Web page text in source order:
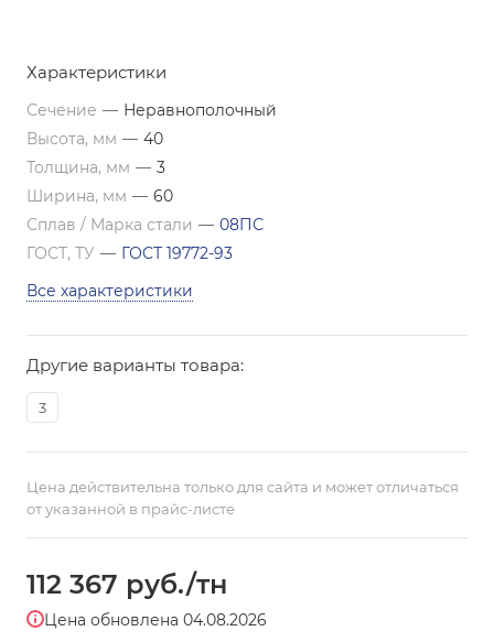
Характеристики
Сечение — Неравнополочный
Высота, мм — 40
Толщина, мм — 3
Ширина, мм — 60
Сплав / Марка стали — 08ПС
ГОСТ, ТУ — ГОСТ 19772-93
Все характеристики
Другие варианты товара:
3
Цена действительна только для сайта и может отличаться
от указанной в прайс-листе
112 367 руб./тн
Цена обновлена 04.08.2026